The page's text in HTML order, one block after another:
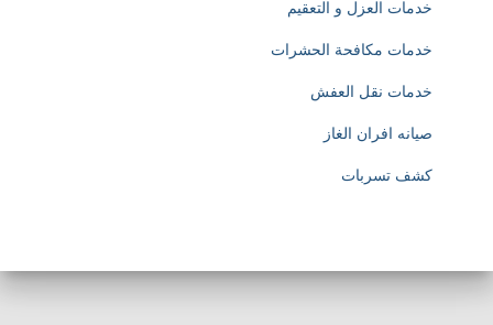
خدمات العزل و التعقيم
خدمات مكافحة الحشرات
خدمات نقل العفش
صيانه افران الغاز
كشف تسربات